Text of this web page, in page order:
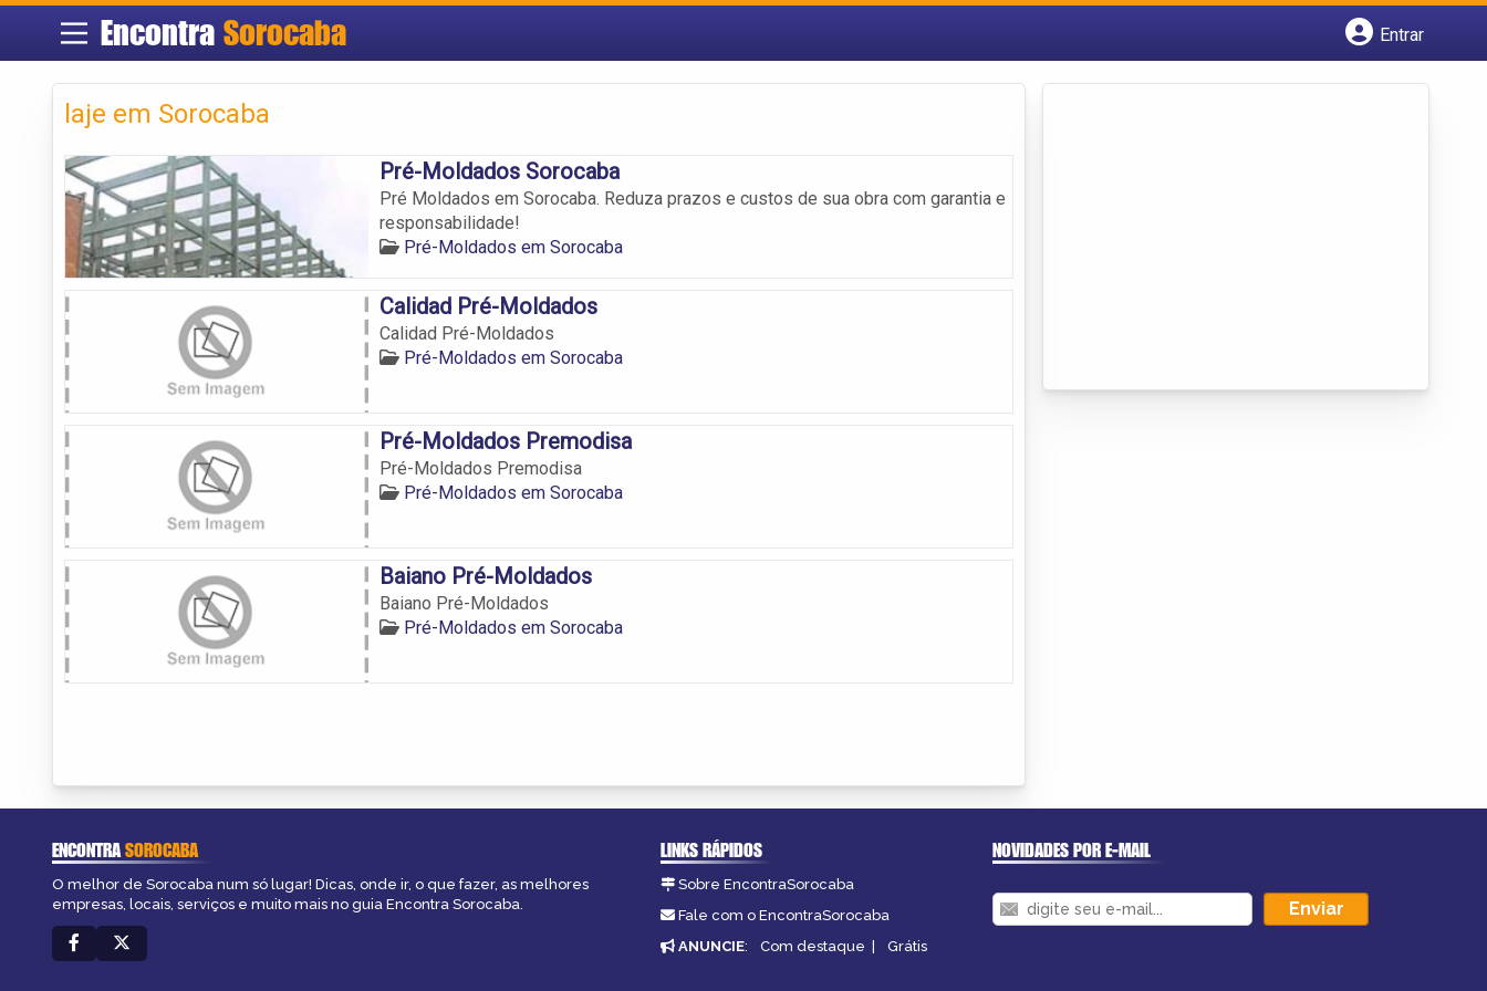
Encontra Sorocaba
Entrar
laje em Sorocaba
Pré-Moldados Sorocaba
Pré Moldados em Sorocaba. Reduza prazos e custos de sua obra com garantia e
responsabilidade!
Pré-Moldados em Sorocaba
Calidad Pré-Moldados
Calidad Pré-Moldados
Pré-Moldados em Sorocaba
Pré-Moldados Premodisa
Pré-Moldados Premodisa
Pré-Moldados em Sorocaba
Baiano Pré-Moldados
Baiano Pré-Moldados
Pré-Moldados em Sorocaba
ENCONTRASOROCABA
O melhor de Sorocaba num só lugar! Dicas, onde ir, o que fazer, as melhores
empresas, locais, serviços e muito mais no guia Encontra Sorocaba.
LINKS RÁPIDOS
Sobre EncontraSorocaba
Fale com o EncontraSorocaba
ANUNCIE: Com destaque | Grátis
NOVIDADES POR E-MAIL